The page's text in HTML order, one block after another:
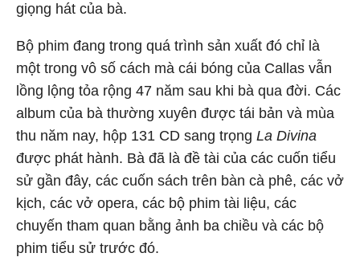
giọng hát của bà.
Bộ phim đang trong quá trình sản xuất đó chỉ là
một trong vô số cách mà cái bóng của Callas vẫn
lồng lộng tỏa rộng 47 năm sau khi bà qua đời. Các
album của bà thường xuyên được tái bản và mùa
thu năm nay, hộp 131 CD sang trọng La Divina
được phát hành. Bà đã là đề tài của các cuốn tiểu
sử gần đây, các cuốn sách trên bàn cà phê, các vở
kịch, các vở opera, các bộ phim tài liệu, các
chuyến tham quan bằng ảnh ba chiều và các bộ
phim tiểu sử trước đó.